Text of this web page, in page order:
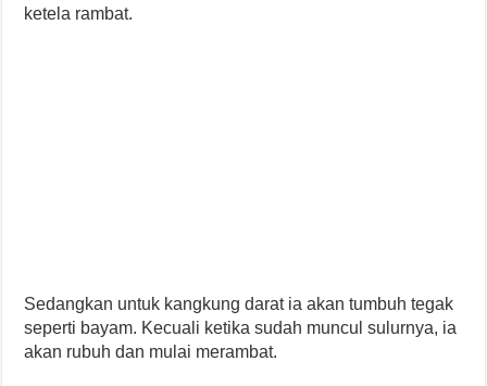
ketela rambat.
Sedangkan untuk kangkung darat ia akan tumbuh tegak
seperti bayam. Kecuali ketika sudah muncul sulurnya, ia
akan rubuh dan mulai merambat.